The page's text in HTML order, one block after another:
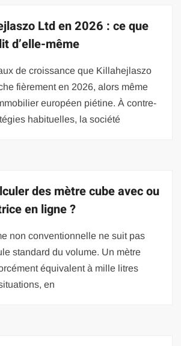
Ltd en 2026 : ce que
d’elle-même
de croissance que Killahejlaszo
fièrement en 2026, alors même
européen piétine. À contre-
habituelles, la société
des mètre cube avec ou
en ligne ?
non conventionnelle ne suit pas
standard du volume. Un mètre
équivalent à mille litres
en